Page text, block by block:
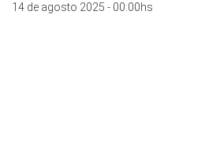
14 de agosto 2025 - 00:00hs